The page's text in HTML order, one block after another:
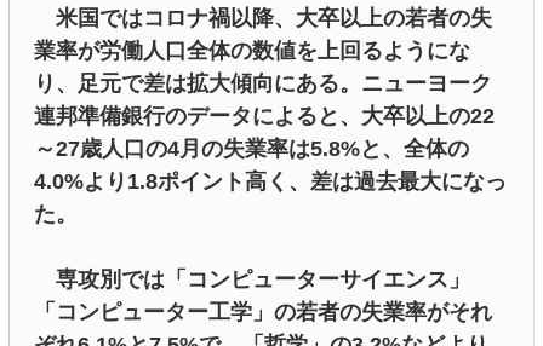
米国ではコロナ禍以降、大卒以上の若者の失
業率が労働人口全体の数値を上回るようにな
り、足元で差は拡大傾向にある。ニューヨーク
連邦準備銀行のデータによると、大卒以上の22
～27歳人口の4月の失業率は5.8%と、全体の
4.0%より1.8ポイント高く、差は過去最大になっ
た。
専攻別では「コンピューターサイエンス」
「コンピューター工学」の若者の失業率がそれ